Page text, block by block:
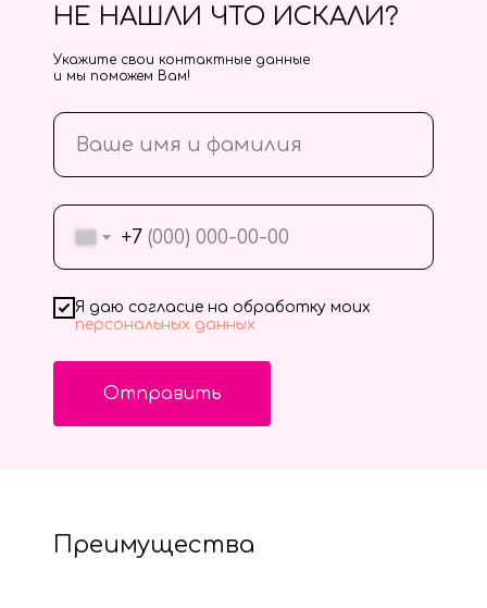
+7
Я даю согласие на обработку моих
персональных данных
Отправить
НЕ НАШЛИ ЧТО ИСКАЛИ?
Укажите свои контактные данные
и мы поможем Вам!
Преимущества